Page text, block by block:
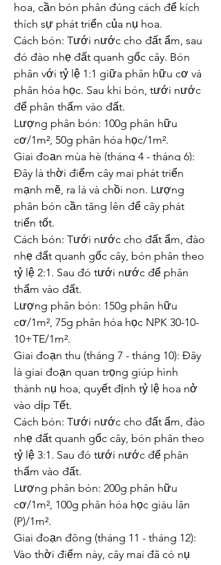
hoa, cần bón phân đúng cách để kích
thích sự phát triển của nụ hoa.
Cách bón: Tưới nước cho đất ẩm, sau
đó đào nhẹ đất quanh gốc cây. Bón
phân với tỷ lệ 1:1 giữa phân hữu cơ và
phân hóa học. Sau khi bón, tưới nước
để phân thấm vào đất.
Lượng phân bón: 100g phân hữu
cơ/1m², 50g phân hóa học/1m².
Giai đoạn mùa hè (tháng 4 - tháng 6):
Đây là thời điểm cây mai phát triển
mạnh mẽ, ra lá và chồi non. Lượng
phân bón cần tăng lên để cây phát
triển tốt.
Cách bón: Tưới nước cho đất ẩm, đào
nhẹ đất quanh gốc cây, bón phân theo
tỷ lệ 2:1. Sau đó tưới nước để phân
thấm vào đất.
Lượng phân bón: 150g phân hữu
cơ/1m², 75g phân hóa học NPK 30-10-
10+TE/1m².
Giai đoạn thu (tháng 7 - tháng 10): Đây
là giai đoạn quan trọng giúp hình
thành nụ hoa, quyết định tỷ lệ hoa nở
vào dịp Tết.
Cách bón: Tưới nước cho đất ẩm, đào
nhẹ đất quanh gốc cây, bón phân theo
tỷ lệ 3:1. Sau đó tưới nước để phân
thấm vào đất.
Lượng phân bón: 200g phân hữu
cơ/1m², 100g phân hóa học giàu lân
(P)/1m².
Giai đoạn đông (tháng 11 - tháng 12):
Vào thời điểm này, cây mai đã có nụ